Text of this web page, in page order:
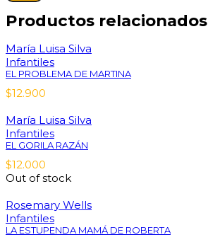
Productos relacionados
María Luisa Silva
Infantiles
EL PROBLEMA DE MARTINA
$12.900
María Luisa Silva
Infantiles
EL GORILA RAZÁN
$12.000
Out of stock
Rosemary Wells
Infantiles
LA ESTUPENDA MAMÁ DE ROBERTA